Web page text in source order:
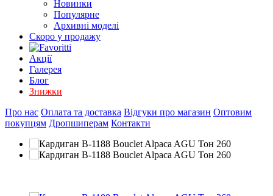
Новинки
Популярне
Архивні моделі
Скоро у продажу
Акції
Галерея
Блог
Знижки
Про нас Оплата та доставка Відгуки про магазин Оптовим
покупцям Дропшиперам Контакти